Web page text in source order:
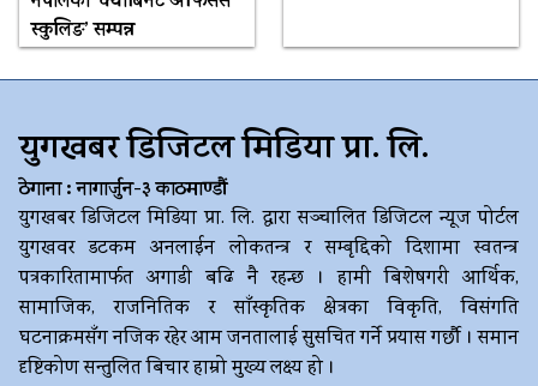
स्कुलिङ’ सम्पन्न
युगखबर डिजिटल मिडिया प्रा. लि.
ठेगाना : नागार्जुन-३ काठमाण्डौं
युगखबर डिजिटल मिडिया प्रा. लि. द्धारा सञ्चालित डिजिटल न्यूज पोर्टल
युगखवर डटकम अनलाईन लोकतन्त्र र सम्बृद्दिको दिशामा स्वतन्त्र
पत्रकारितामार्फत अगाडी बढि नै रहन्छ । हामी बिशेषगरी आर्थिक,
सामाजिक, राजनितिक र साँस्कृतिक क्षेत्रका विकृति, विसंगति
घटनाक्रमसँग नजिक रहेर आम जनतालाई सुसचित गर्ने प्रयास गर्छौ । समान
दृष्टिकोण सन्तुलित बिचार हाम्रो मुख्य लक्ष्य हो ।